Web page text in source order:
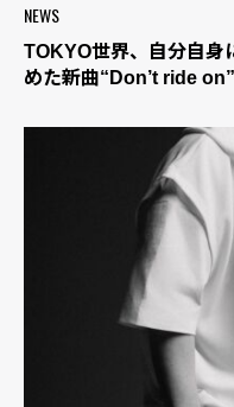
NEWS
TOKYO世界、自分自身
めた新曲“Don’t ride